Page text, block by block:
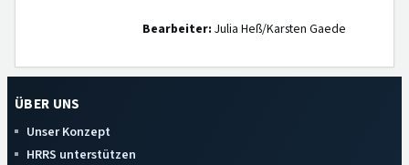
Bearbeiter: Julia Heß/Karsten Gaede
ÜBER UNS
Unser Konzept
HRRS unterstützen